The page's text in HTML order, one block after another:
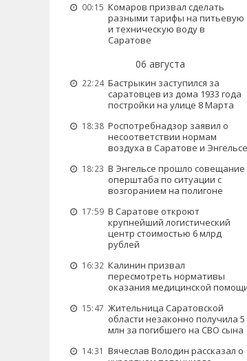
00:15 Комаров призвал сделать
разными тарифы на питьевую
и техническую воду в
Саратове
06 августа
22:24 Бастрыкин заступился за
саратовцев из дома 1933 года
постройки на улице 8 Марта
18:38 Роспотребнадзор заявил о
несоответствии нормам
воздуха в Саратове и Энгельсе
18:23 В Энгельсе прошло совещание
оперштаба по ситуации с
возгоранием на полигоне
17:59 В Саратове откроют
крупнейший логистический
центр стоимостью 6 млрд
рублей
16:32 Калинин призвал
пересмотреть нормативы
оказания медицинской
15:47 Жительница Саратовской
области незаконно получила 5
млн за погибшего на СВО сына
14:31 Вячеслав Володин рассказал о